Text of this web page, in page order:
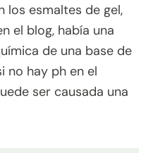
los esmaltes de gel,
el blog, había una
de una base de
no hay ph en el
ser causada una